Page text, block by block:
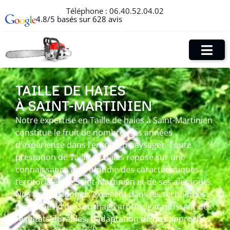
Téléphone : 06.40.52.04.02
4.8/5 basés sur 628 avis
TAILLE DE HAIES
À SAINT-MARTINIEN
Notre expertise en Taille de haies à Saint-Martinien
constitue le fruit de nombreuses années
d’expérience dans l’entretien paysager. Toute
prestation de Taille de haies repose sur une
connaissance approfondie des caractéristiques
territoriales de Saint-Martinien et de ses alentours.
Nos professionnels excellent dans les techniques
modernes d’dessouchage arbres, garantissant des
résultats durables. L’adaptation de nos approches